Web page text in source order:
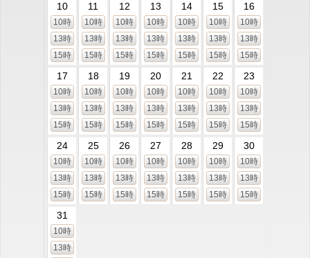
10
10時
13時
15時
11
10時
13時
15時
12
10時
13時
15時
13
10時
13時
15時
14
10時
13時
15時
15
10時
13時
15時
16
10時
13時
15時
17
10時
13時
15時
18
10時
13時
15時
19
10時
13時
15時
20
10時
13時
15時
21
10時
13時
15時
22
10時
13時
15時
23
10時
13時
15時
24
10時
13時
15時
25
10時
13時
15時
26
10時
13時
15時
27
10時
13時
15時
28
10時
13時
15時
29
10時
13時
15時
30
10時
13時
15時
31
10時
13時